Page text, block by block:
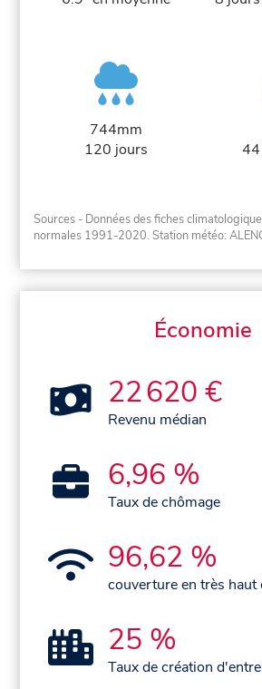
744mm
120 jours
44
Sources - Données des fiches
normales 1991-2020. Station météo:
Économie
22 620 €
Revenu médian
6,96 %
Taux de chômage
96,62 %
couverture en très haut
25 %
Taux de création